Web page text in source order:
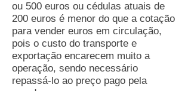
ou 500 euros ou cédulas atuais de
200 euros é menor do que a cotação
para vender euros em circulação,
pois o custo do transporte e
exportação encarecem muito a
operação, sendo necessário
repassá-lo ao preço pago pela